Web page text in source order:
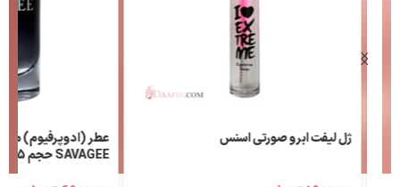
ژل لیفت ابرو صورتی اسنس
عطر (ادوپرفیوم)
SAVAGEE حجم 25 میلی لیتر